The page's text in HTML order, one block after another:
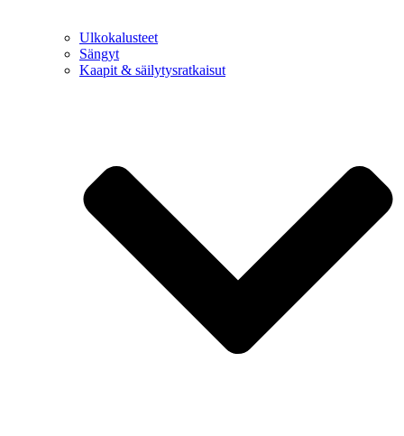
Ulkokalusteet
Sängyt
Kaapit & säilytysratkaisut